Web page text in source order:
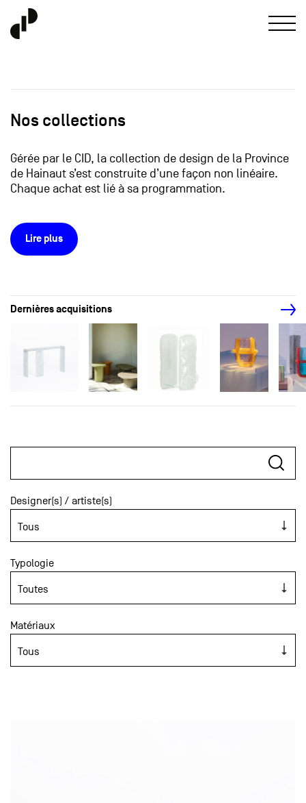
Nos collections
Gérée par le CID, la collection de design de la Province
de Hainaut s’est construite d’une façon non linéaire.
Chaque achat est lié à sa programmation.
Lire plus
Dernières acquisitions
Designer(s) / artiste(s)
Typologie
Matériaux